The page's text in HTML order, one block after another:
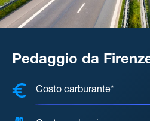
Pedaggio da
COSTI,
Costo carburante*